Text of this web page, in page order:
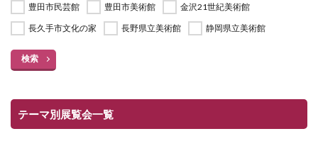
豊田市民芸館
豊田市美術館
金沢21世紀美術館
長久手市文化の家
長野県立美術館 静岡県立美術館
検索
テーマ別展覧会一覧